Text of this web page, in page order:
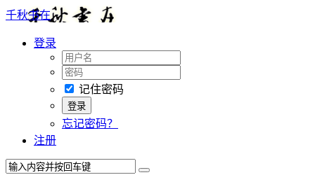
千秋书在
登录
记住密码
忘记密码？
注册